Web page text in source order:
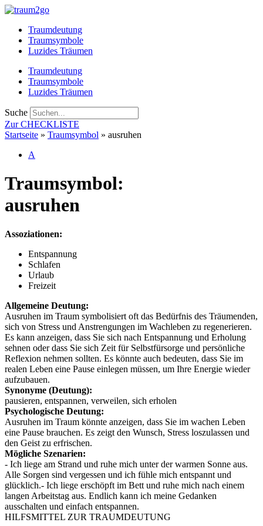
Zum
springenTraumdeutung
Traumsymbole
Luzides Träumen
Traumdeutung
Traumsymbole
Luzides Träumen
Suche
Zur CHECKLISTE
Startseite » Traumsymbol » ausruhen
A
Traumsymbol:
ausruhen
Assoziationen:
Entspannung
Schlafen
Urlaub
Freizeit
Allgemeine Deutung:
Ausruhen im Traum symbolisiert oft das Bedürfnis des Träumenden,
sich von Stress und Anstrengungen im Wachleben zu regenerieren.
Es kann anzeigen, dass Sie sich nach Entspannung und Erholung
sehnen oder dass Sie sich Zeit für Selbstfürsorge und persönliche
Reflexion nehmen sollten. Es könnte auch bedeuten, dass Sie im
realen Leben eine Pause einlegen müssen, um Ihre Energie wieder
aufzubauen.
Synonyme (Deutung):
pausieren, entspannen, verweilen, sich erholen
Psychologische Deutung:
Ausruhen im Traum könnte anzeigen, dass Sie im wachen Leben
eine Pause brauchen. Es zeigt den Wunsch, Stress loszulassen und
den Geist zu erfrischen.
Mögliche Szenarien:
- Ich liege am Strand und ruhe mich unter der warmen Sonne aus.
Alle Sorgen sind vergessen und ich fühle mich entspannt und
glücklich.- Ich liege erschöpft im Bett und ruhe mich nach einem
langen Arbeitstag aus. Endlich kann ich meine Gedanken
ausschalten und einfach entspannen.
HILFSMITTEL ZUR TRAUMDEUTUNG